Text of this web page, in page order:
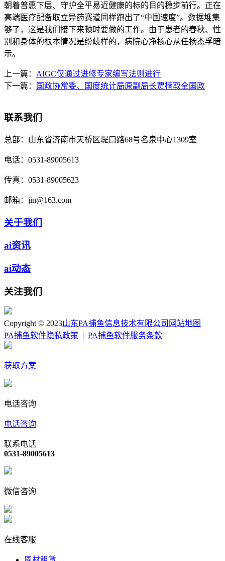
朝着普惠下层、守护全平易近健康的标的目的稳步前行。正在
高端医疗配备取立异药赛道同样跑出了“中国速度”。数据堆集
够了，这是我们接下来顿时要做的工作。由于患者的春秋、性
别和身体的根本情况是纷歧样的，病院心净核心从任杨杰孚暗
示。
上一篇： AIGC仅通过进修专家编写法则进行
下一篇：
国政协常委、国度统计局原副局长贾楠取全国政
联系我们
总部： 山东省济南市天桥区堤口路68号名泉中心1309室
电话： 0531-89005613
传真： 0531-89005623
邮箱： jin@163.com
关于我们
ai资讯
ai动态
关注我们
Copyright © 2023山东PA捕鱼信息技术有限公司 网站地图
PA捕鱼软件隐私政策
PA捕鱼软件服务条款
获取方案
电话咨询
电话咨询
联系电话
0531-89005613
微信咨询
在线客服